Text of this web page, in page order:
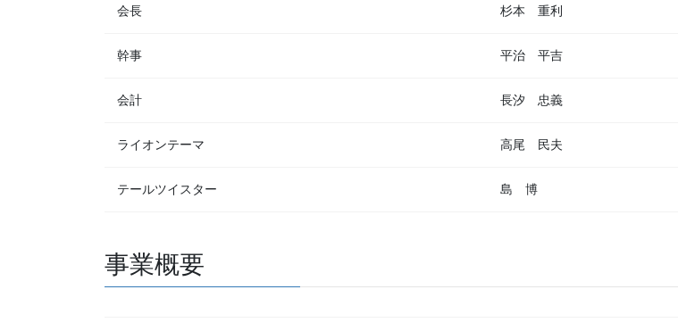
会長 杉本 重利
幹事 平治 平吉
会計 長汐 忠義
ライオンテーマ 高尾 民夫
テールツイスター 島 博
事業概要